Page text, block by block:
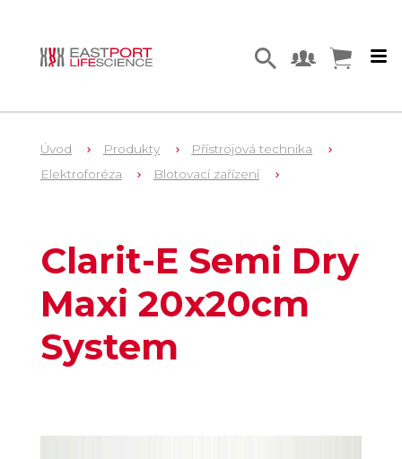
Úvod Produkty
Přístrojová technika
Elektroforéza
Blotovací zařízení
Clarit-E Semi Dry
Maxi 20x20cm
System